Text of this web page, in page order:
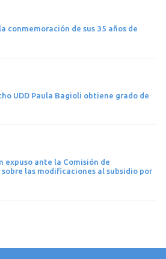
conmemoración de sus 35 años de
UDD Paula Bagioli obtiene grado de
expuso ante la Comisión de
las modificaciones al subsidio por